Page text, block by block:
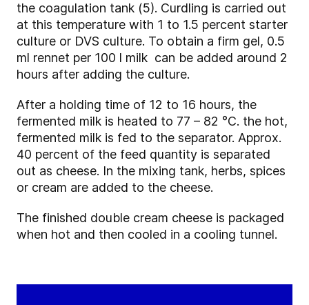
the coagulation tank (5). Curdling is carried out
at this temperature with 1 to 1.5 percent starter
culture or DVS culture. To obtain a firm gel, 0.5
ml rennet per 100 l milk can be added around 2
hours after adding the culture.
After a holding time of 12 to 16 hours, the
fermented milk is heated to 77 – 82 °C. the hot,
fermented milk is fed to the separator. Approx.
40 percent of the feed quantity is separated
out as cheese. In the mixing tank, herbs, spices
or cream are added to the cheese.
The finished double cream cheese is packaged
when hot and then cooled in a cooling tunnel.